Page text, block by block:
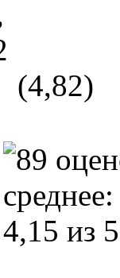
(4,82)